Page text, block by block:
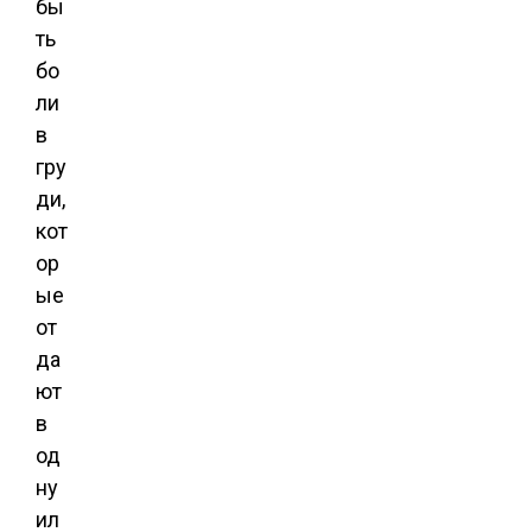
бы
ть
бо
ли
в
гру
ди,
кот
ор
ые
от
да
ют
в
од
ну
ил